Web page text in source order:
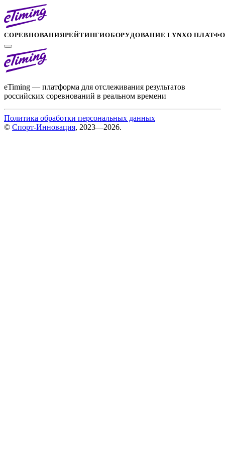
СОРЕВНОВАНИЯРЕЙТИНГИОБОРУДОВАНИЕ LYNXО
eTiming — платформа для отслеживания результатов
российских соревнований в реальном времени
Политика обработки персональных данных
© Спорт-Инновация, 2023—2026.